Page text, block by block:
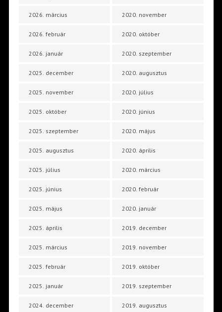
2026. március
2026. február
2026. január
2025. december
2025. november
2025. október
2025. szeptember
2025. augusztus
2025. július
2025. június
2025. május
2025. április
2025. március
2025. február
2025. január
2024. december
2020. november
2020. október
2020. szeptember
2020. augusztus
2020. július
2020. június
2020. május
2020. április
2020. március
2020. február
2020. január
2019. december
2019. november
2019. október
2019. szeptember
2019. augusztus